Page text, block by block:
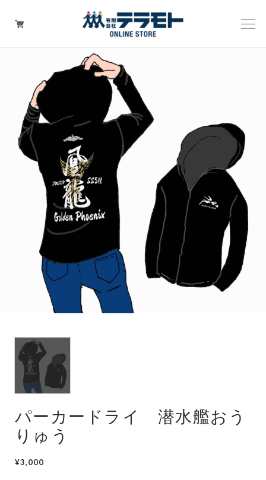
ピックアップアイテム
Tシャツ・ウェア
キャップ（帽子）
ZIPPO
ワッペン
その他グッズ（バッグ・タオル・ストラップ・
潜水艦
護衛艦
パーカードライ 潜水艦おう
りゅう
¥3,000